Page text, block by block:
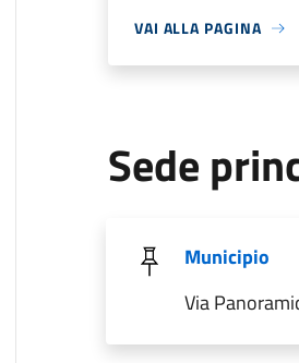
VAI ALLA PAGINA
Sede
Municipio
Via